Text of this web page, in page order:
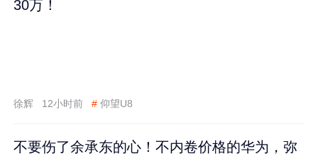
30万！
徐辉 12小时前 # 仰望U8
不要伤了余承东的心！不内卷价格的华为，弥